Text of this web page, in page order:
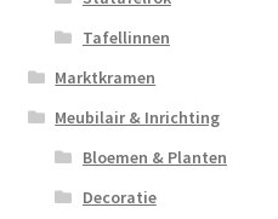
Tafellinnen
Marktkramen
Meubilair & Inrichting
Bloemen & Planten
Decoratie